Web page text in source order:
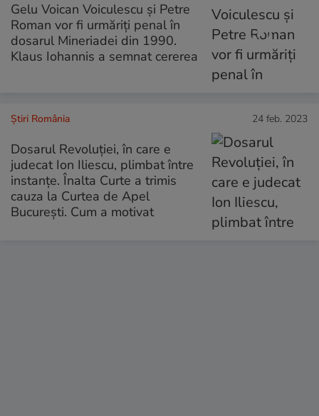
Gelu Voican Voiculescu și Petre
Roman vor fi urmăriți penal în
dosarul Mineriadei din 1990.
Klaus Iohannis a semnat cererea
Știri România 24 feb. 2023
Dosarul Revoluției, în care e
judecat Ion Iliescu, plimbat între
instanțe. Înalta Curte a trimis
cauza la Curtea de Apel
București. Cum a motivat